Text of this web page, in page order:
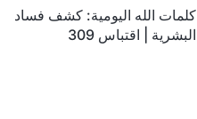
كلمات الله اليومية: كشف فساد
البشرية | اقتباس 309